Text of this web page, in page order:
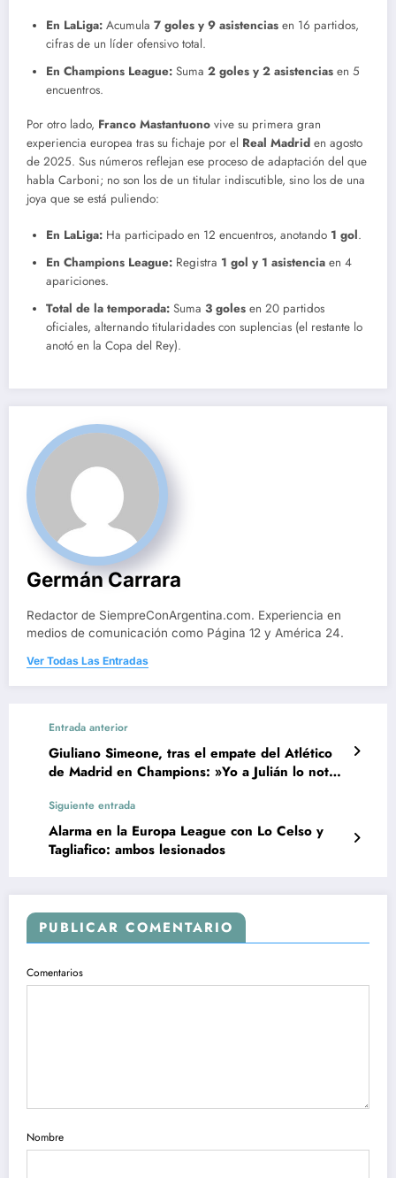
En LaLiga: Acumula 7 goles y 9 asistencias en 16 partidos,
cifras de un líder ofensivo total.
En Champions League: Suma 2 goles y 2 asistencias en 5
encuentros.
Por otro lado, Franco Mastantuono vive su primera gran
experiencia europea tras su fichaje por el Real Madrid en agosto
de 2025. Sus números reflejan ese proceso de adaptación del que
habla Carboni; no son los de un titular indiscutible, sino los de una
joya que se está puliendo:
En LaLiga: Ha participado en 12 encuentros, anotando 1 gol.
En Champions League: Registra 1 gol y 1 asistencia en 4
apariciones.
Total de la temporada: Suma 3 goles en 20 partidos
oficiales, alternando titularidades con suplencias (el restante lo
anotó en la Copa del Rey).
Germán Carrara
Redactor de SiempreConArgentina.com. Experiencia en
medios de comunicación como Página 12 y América 24.
Ver Todas Las Entradas
Entrada anterior
Giuliano Simeone, tras el empate del Atlético
de Madrid en Champions: »Yo a Julián lo noto
Siguiente entrada
Alarma en la Europa League con Lo Celso y
Tagliafico: ambos lesionados
PUBLICAR COMENTARIO
Comentarios
Nombre